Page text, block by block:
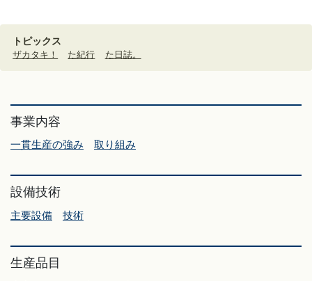
トピックス
ザカタキ！ た紀行 た日誌。
事業内容
一貫生産の強み 取り組み
設備技術
主要設備 技術
生産品目